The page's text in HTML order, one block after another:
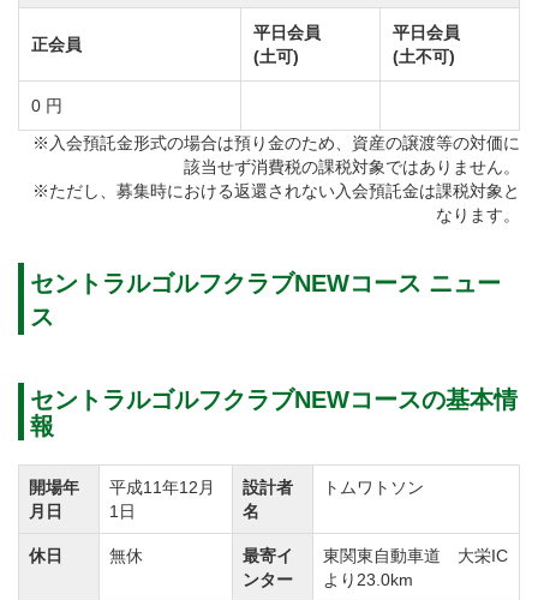
きく変わる側面も併せ持つ全18ホールズ。
全体の距離は短めですが、フェアウェイには独特の
「うねり」が施されているため「コースの読み」が難
しく造られています。
トムワトソン氏による計算しつくされた戦略的なレイ
アウトと豊かな自然が醸し出す景観の美しさが訪れる
セントラルゴルフクラブNEWコースではティグランド
はブラック、ブルー、ホワイト、レッドの4種類があ
に応じて充分にお楽しみ頂くことができます。
セントラルゴルフクラブNEWコースのグリーンはベン
ト芝を使用した大きめの1グリーンです。
アンジュレーションがきつめに設定されており、グリ
ーン・オンしても一筋縄ではいきません。
正会員
平日会員
(土可)
平日会員
(土不可)
0 円
※入会預託金形式の場合は預り金のため、資産の譲渡等の対価に
該当せず消費税の課税対象ではありません。
※ただし、募集時における返還されない入会預託金は課税対象と
なります。
セントラルゴルフクラブNEWコース ニュー
ス
セントラルゴルフクラブNEWコースの基本情
報
開場年
月日
平成11年12月
1日
設計者
名
トムワトソン
休日 無休
最寄イ
ンター
東関東自動車道 大栄IC
より23.0km